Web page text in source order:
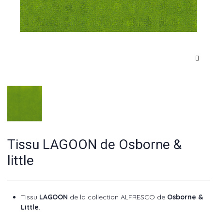
Tissu LAGOON de Osborne &
little
Tissu LAGOON de la collection ALFRESCO de Osborne &
Little